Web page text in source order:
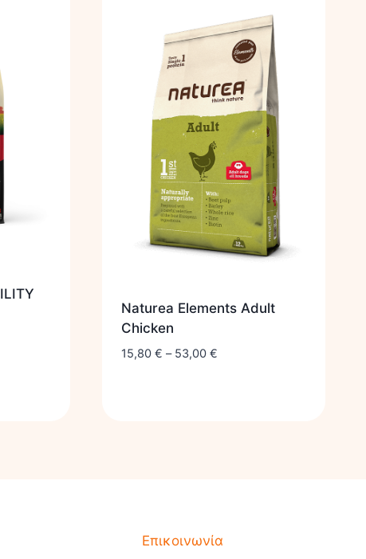
Naturea Elements Adult
Chicken
15,80 € – 53,00 €
Επικοινωνία